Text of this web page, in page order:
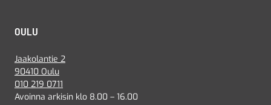
OULU
Jaakolantie 2
90410 Oulu
010 219 0711
Avoinna arkisin klo 8.00 – 16.00